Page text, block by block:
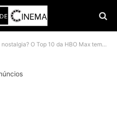
da HBO Max tem 4 filmes perfeitos para a sua segunda-feira